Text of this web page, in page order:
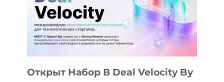
YOUTH
CAMP
ДАЛ
30
ПОДРОСТКАМ
БИЛЕТ
Открыт Набор В Deal Velocity By